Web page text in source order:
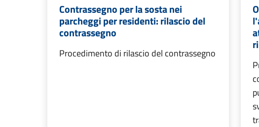
Contrassegno per la sosta nei
parcheggi per residenti: rilascio del
contrassegno
Procedimento di rilascio del contrassegno